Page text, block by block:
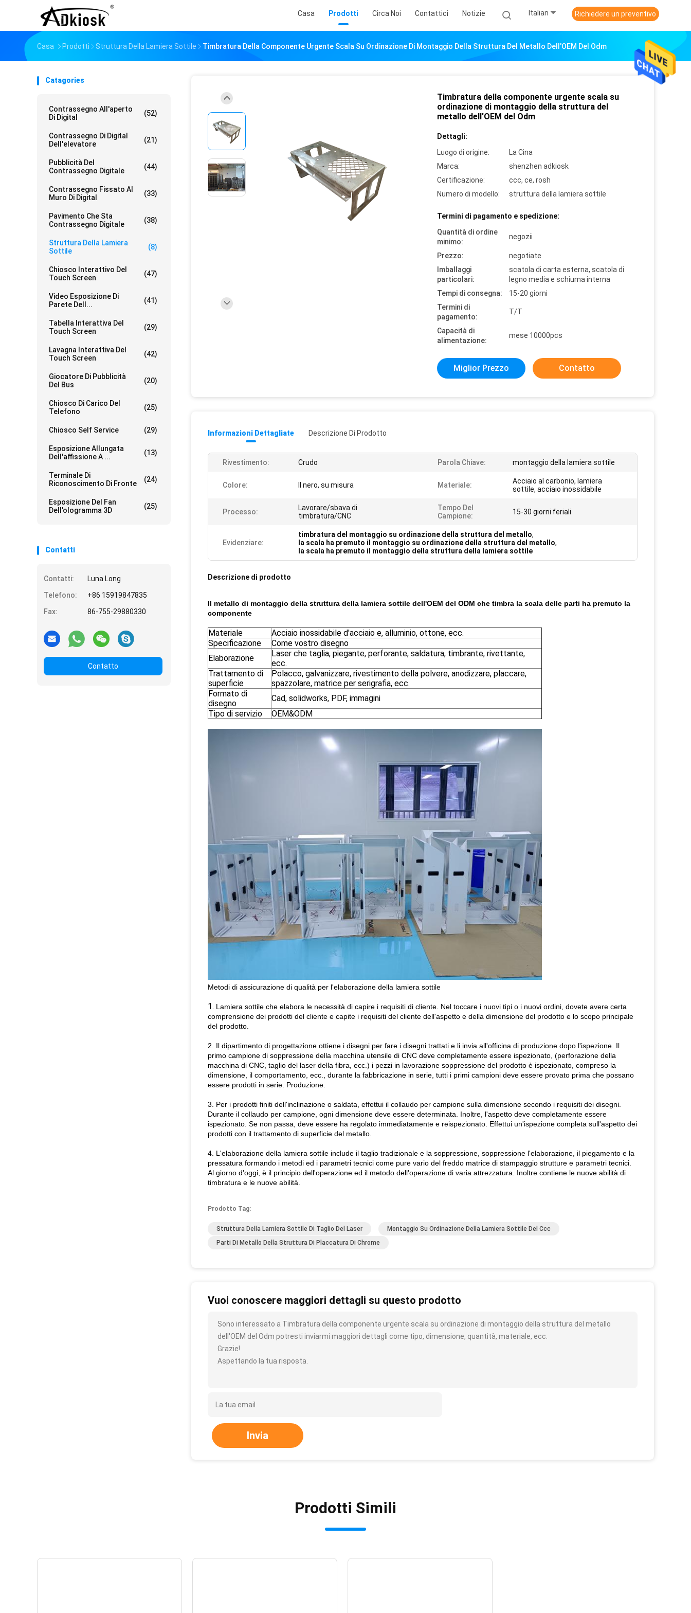
Casa Prodotti Circa Noi Contattici Notizie Italian Richiedere un preventivo
Casa Prodotti Struttura Della Lamiera Sottile Timbratura Della Componente Urgente Scala Su Ordinazione Di Montaggio Della Struttura Del Metallo Dell'OEM Del Odm
Catagories
Contrassegno All'aperto
Di Digital
(52)
Contrassegno Di Digital
Dell'elevatore
(21)
Pubblicità Del
Contrassegno Digitale
(44)
Contrassegno Fissato Al
Muro Di Digital
(33)
Pavimento Che Sta
Contrassegno Digitale
(38)
Struttura Della Lamiera
Sottile
(8)
Chiosco Interattivo Del
Touch Screen
(47)
Video Esposizione Di
Parete Dell...
(41)
Tabella Interattiva Del
Touch Screen
(29)
Lavagna Interattiva Del
Touch Screen
(42)
Giocatore Di Pubblicità
Del Bus
(20)
Chiosco Di Carico Del
Telefono
(25)
Chiosco Self Service (29)
Esposizione Allungata
Dell'affissione A ...
(13)
Terminale Di
Riconoscimento Di Fronte
(24)
Esposizione Del Fan
Dell'ologramma 3D
(25)
Contatti
Contatti:
Luna Long
Telefono:
+86 15919847835
Fax:
86-755-29880330
Contatto
Timbratura della componente urgente scala su
ordinazione di montaggio della struttura del
metallo dell'OEM del Odm
Dettagli:
Luogo di origine:
La Cina
Marca:
shenzhen adkiosk
Certificazione:
ccc, ce, rosh
Numero di modello:
struttura della lamiera sottile
Termini di pagamento e spedizione:
Quantità di ordine
minimo:
negozii
Prezzo:
negotiate
Imballaggi
particolari:
scatola di carta esterna, scatola di
legno media e schiuma interna
Tempi di consegna:
15-20 giorni
Termini di
pagamento:
T/T
Capacità di
alimentazione:
mese 10000pcs
Miglior Prezzo Contatto
Informazioni Dettagliate Descrizione Di Prodotto
Rivestimento: Crudo Parola Chiave: montaggio della lamiera sottile
Colore: Il nero, su misura Materiale:
Acciaio al carbonio, lamiera
sottile, acciaio inossidabile
Processo:
Lavorare/sbava di
timbratura/CNC
Tempo Del
Campione:
15-30 giorni feriali
Evidenziare:
timbratura del montaggio su ordinazione della struttura del metallo,
la scala ha premuto il montaggio su ordinazione della struttura del metallo,
la scala ha premuto il montaggio della struttura della lamiera sottile
Descrizione di prodotto
Il metallo di montaggio della struttura della lamiera sottile dell'OEM del ODM che timbra la scala delle parti ha premuto la
componente
Materiale
Acciaio inossidabile d'acciaio e, alluminio, ottone, ecc.
Specificazione
Come vostro disegno
Elaborazione
Laser che taglia, piegante, perforante, saldatura, timbrante, rivettante,
ecc.
Trattamento di
superficie
Polacco, galvanizzare, rivestimento della polvere, anodizzare, placcare,
spazzolare, matrice per serigrafia, ecc.
Formato di
disegno
Cad, solidworks, PDF, immagini
Tipo di servizio
OEM&ODM
Metodi di assicurazione di qualità per l'elaborazione della lamiera sottile
1. Lamiera sottile che elabora le necessità di capire i requisiti di cliente. Nel toccare i nuovi tipi o i nuovi ordini, dovete avere certa
comprensione dei prodotti del cliente e capite i requisiti del cliente dell'aspetto e della dimensione del prodotto e lo scopo principale
del prodotto.
2. Il dipartimento di progettazione ottiene i disegni per fare i disegni trattati e li invia all'officina di produzione dopo l'ispezione. Il
primo campione di soppressione della macchina utensile di CNC deve completamente essere ispezionato, (perforazione della
macchina di CNC, taglio del laser della fibra, ecc.) i pezzi in lavorazione soppressione del prodotto è ispezionato, compreso la
dimensione, il comportamento, ecc., durante la fabbricazione in serie, tutti i primi campioni deve essere provato prima che possano
essere prodotti in serie. Produzione.
3. Per i prodotti finiti dell'inclinazione o saldata, effettui il collaudo per campione sulla dimensione secondo i requisiti dei disegni.
Durante il collaudo per campione, ogni dimensione deve essere determinata. Inoltre, l'aspetto deve completamente essere
ispezionato. Se non passa, deve essere ha regolato immediatamente e reispezionato. Effettui un'ispezione completa sull'aspetto dei
prodotti con il trattamento di superficie del metallo.
4. L'elaborazione della lamiera sottile include il taglio tradizionale e la soppressione, soppressione l'elaborazione, il piegamento e la
pressatura formando i metodi ed i parametri tecnici come pure vario del freddo matrice di stampaggio strutture e parametri tecnici.
Al giorno d'oggi, è il principio dell'operazione ed il metodo dell'operazione di varia attrezzatura. Inoltre contiene le nuove abilità di
timbratura e le nuove abilità.
Prodotto Tag:
Struttura Della Lamiera Sottile Di Taglio Del Laser
Montaggio Su Ordinazione Della Lamiera Sottile Del Ccc
Parti Di Metallo Della Struttura Di Placcatura Di Chrome
Vuoi conoscere maggiori dettagli su questo prodotto
Sono interessato a Timbratura della componente urgente scala su ordinazione di montaggio della struttura del metallo
dell'OEM del Odm potresti inviarmi maggiori dettagli come tipo, dimensione, quantità, materiale, ecc.
Grazie!
Aspettando la tua risposta.
Invia
Prodotti Simili